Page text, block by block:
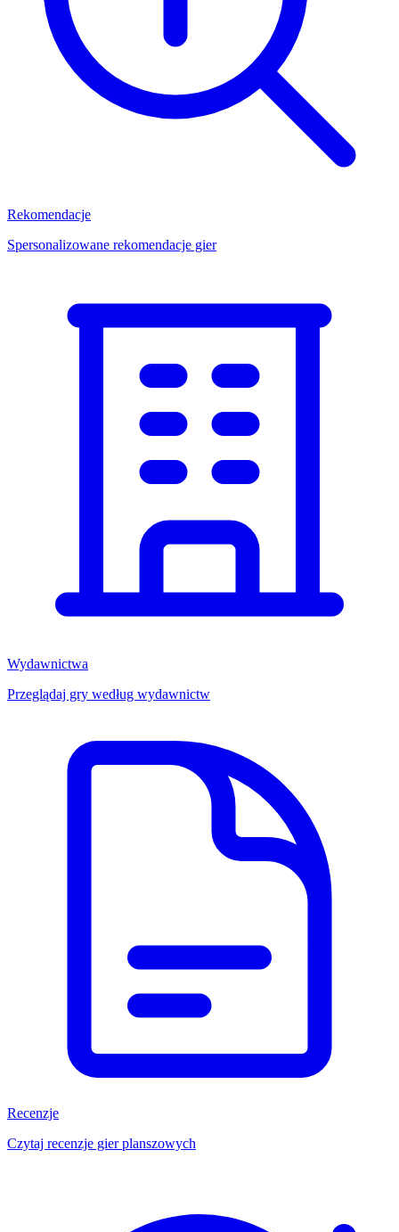
Rekomendacje
Spersonalizowane rekomendacje gier
Wydawnictwa
Przeglądaj gry według wydawnictw
Recenzje
Czytaj recenzje gier planszowych